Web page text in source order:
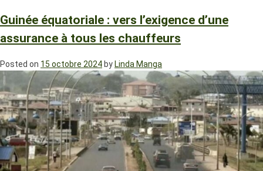
Guinée équatoriale : vers l’exigence d’une
assurance à tous les chauffeurs
Posted on 15 octobre 2024 by Linda Manga